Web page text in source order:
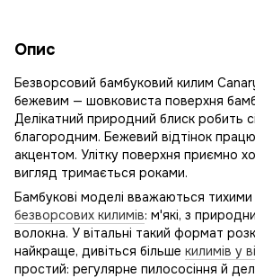
Опис
Безворсовий бамбуковий килим
бежевим — шовковиста поверхня
Делікатний природний блиск робить
благородним. Бежевий відтінок
акцентом. Улітку поверхня приємно
вигляд тримається роками.
Бамбукові моделі вважаються
безворсових килимів: м'які, з
волокна. У вітальні такий формат
найкраще, дивіться більше килимів у
простий: регулярне пилососіння й